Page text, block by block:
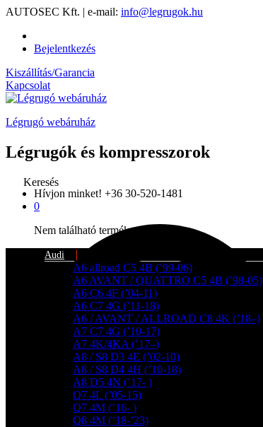
AUTOSEC Kft. | e-mail: info@legrugok.hu
Bejelentkezés
Kiszállítás/Garancia
Kapcsolat
Légrugó webáruház
Légrugók és kompresszorok
Keresés
Hívjon minket! +36 30-520-1481
0
Nem található termék a kosárban.
Audi
A6 allroad C5 4B (’99-06)
A6 AVANT / QUATTRO C5 4B (’98-05)
A6 C6 4F (’04-11)
A6 C7 4G (’11-18)
A6 / AVANT / ALLROAD C8 4K (’18–)
A7 C7 4G (’10-17)
A7 4K/4KA (’17–)
A8 / S8 D3 4E (’02-10)
A8 / S8 D4 4H (’10-18)
A8 D5 4N (’17- )
Q7 4L (’05-15)
Q7 4M (’16- )
Q8 4M (’18-’23)